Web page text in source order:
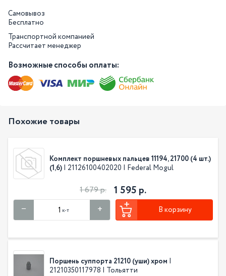
Самовывоз
Бесплатно
Транспортной компанией
Рассчитает менеджер
Возможные способы оплаты:
Похожие товары
Комплект поршневых пальцев 11194, 21700 (4 шт.)
(1,6) | 21126100402020 | Federal Mogul
1 679 р. 1 595 р.
к-т В корзину
Поршень суппорта 21210 (уши) хром |
21210350117978 | Тольятти